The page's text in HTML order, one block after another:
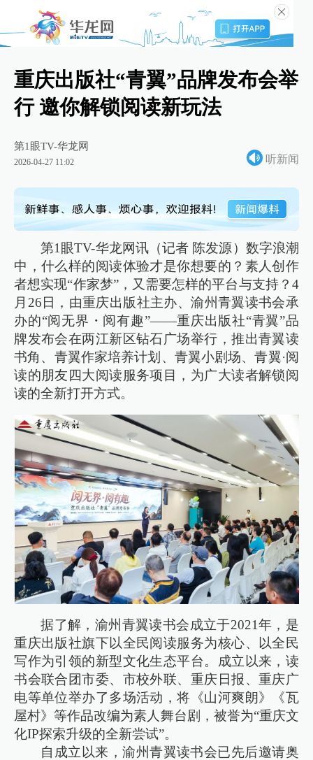
重庆出版社“青翼”品牌发布会举
行 邀你解锁阅读新玩法
第1眼TV-华龙网
2026-04-27 11:02 听新闻
第1眼TV-华龙网讯（记者 陈发源）数字浪潮
中，什么样的阅读体验才是你想要的？素人创作
者想实现“作家梦”，又需要怎样的平台与支持？4
月26日，由重庆出版社主办、渝州青翼读书会承
办的“阅无界・阅有趣”——重庆出版社“青翼”品
牌发布会在两江新区钻石广场举行，推出青翼读
书角、青翼作家培养计划、青翼小剧场、青翼·阅
读的朋友四大阅读服务项目，为广大读者解锁阅
读的全新打开方式。
据了解，渝州青翼读书会成立于2021年，是
重庆出版社旗下以全民阅读服务为核心、以全民
写作为引领的新型文化生态平台。成立以来，读
书会联合团市委、市校外联、重庆日报、重庆广
电等单位举办了多场活动，将《山河爽朗》《瓦
屋村》等作品改编为素人舞台剧，被誉为“重庆文
化IP探索升级的全新尝试”。
自成立以来，渝州青翼读书会已先后邀请奥